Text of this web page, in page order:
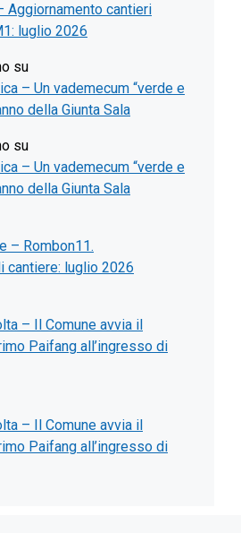
Aggiornamento cantieri
luglio 2026
su
– Un vademecum “verde e
della Giunta Sala
su
– Un vademecum “verde e
della Giunta Sala
– Rombon11.
cantiere: luglio 2026
– Il Comune avvia il
Paifang all’ingresso di
– Il Comune avvia il
Paifang all’ingresso di